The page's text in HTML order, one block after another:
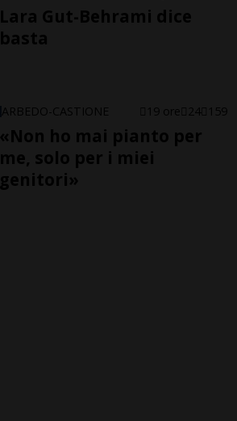
Lara Gut-Behrami dice
basta
ARBEDO-CASTIONE 19 ore 24 159
«Non ho mai pianto per
me, solo per i miei
genitori»